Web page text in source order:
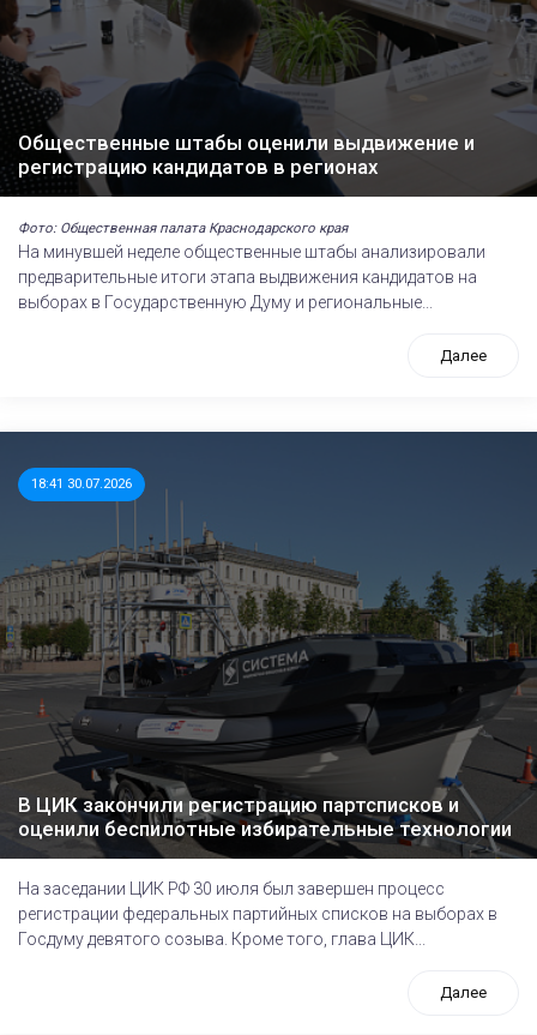
Общественные штабы оценили выдвижение и
регистрацию кандидатов в регионах
Фото: Общественная палата Краснодарского края
На минувшей неделе общественные штабы анализировали
предварительные итоги этапа выдвижения кандидатов на
выборах в Государственную Думу и региональные...
Далее
18:41 30.07.2026
В ЦИК закончили регистрацию партсписков и
оценили беспилотные избирательные технологии
На заседании ЦИК РФ 30 июля был завершен процесс
регистрации федеральных партийных списков на выборах в
Госдуму девятого созыва. Кроме того, глава ЦИК...
Далее